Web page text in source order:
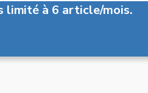
limité à 6 article/mois.